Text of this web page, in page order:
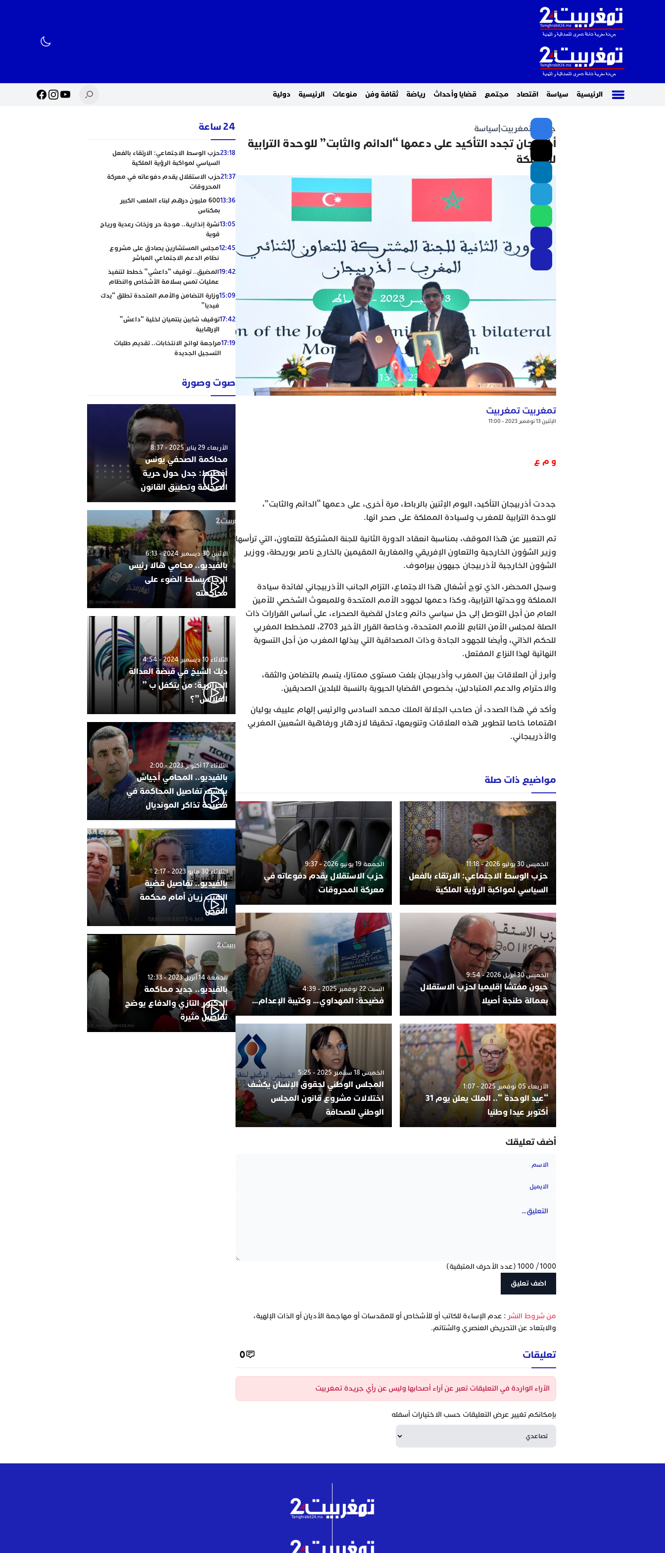
الرئيسية سياسة اقتصاد مجتمع قضايا وأحداث رياضة ثقافة وفن منوعات الرئيسية دولية
جريدة تمغربيت سياسة
أذربيجان تجدد التأكيد على دعمها “الدائم والثابت” للوحدة الترابية
للمملكة
تمغربيت تمغربيت
الإثنين 13 نوفمبر 2023 - 11:00
و م ع
جددت أذربيجان التأكيد، اليوم الإثنين بالرباط، مرة أخرى، على دعمها “الدائم والثابت”،
للوحدة الترابية للمغرب ولسيادة المملكة على صحر ائها.
تم التعبير عن هذا الموقف، بمناسبة انعقاد الدورة الثانية للجنة المشتركة للتعاون، التي ترأسها
وزير الشؤون الخارجية والتعاون الإفريقي والمغاربة المقيمين بالخارج ناصر بوريطة، ووزير
الشؤون الخارجية لأذربيجان جيهون بيراموف.
وسجل المحضر، الذي توج أشغال هذا الاجتماع، التزام الجانب الأذربيجاني لفائدة سيادة
المملكة ووحدتها الترابية، وكذا دعمها لجهود الأمم المتحدة وللمبعوث الشخصي للأمين
العام من أجل التوصل إلى حل سياسي دائم وعادل لقضية الصحراء، على أساس القرارات ذات
الصلة لمجلس الأمن التابع للأمم المتحدة، وخاصة القرار الأخير 2703، للمخطط المغربي
للحكم الذاتي، وأيضا للجهود الجادة وذات المصداقية التي يبذلها المغرب من أجل التسوية
النهائية لهذا النزاع المفتعل.
وأبرز أن العلاقات بين المغرب وأذربيجان بلغت مستوى ممتازا، يتسم بالتضامن والثقة،
والاحترام والدعم المتبادلين، بخصوص القضايا الحيوية بالنسبة للبلدين الصديقين.
وأكد في هذا الصدد، أن صاحب الجلالة الملك محمد السادس والرئيس إلهام علييف يوليان
اهتماما خاصا لتطوير هذه العلاقات وتنويعها، تحقيقا لازدهار ورفاهية الشعبين المغربي
والأذريبجاني.
مواضيع ذات صلة
الخميس 30 يوليو 2026 - 11:18
حزب الوسط الاجتماعي: الارتقاء بالفعل
السياسي لمواكبة الرؤية الملكية
الجمعة 19 يونيو 2026 - 9:37
حزب الاستقلال يقدم دفوعاته في
معركة المحروقات
الخميس 30 أبريل 2026 - 9:54
حيون مفتشا إقليميا لحزب الاستقلال
بعمالة طنجة أصيلا
السبت 22 نوفمبر 2025 - 4:39
فضيحة: المهداوي… وكتيبة الإعدام…
الأربعاء 05 نوفمبر 2025 - 1:07
“عيد الوحدة “.. الملك يعلن يوم 31
أكتوبر عيدا وطنيا
الخميس 18 سبتمبر 2025 - 5:25
المجلس الوطني لحقوق الإنسان يكشف
اختلالات مشروع قانون المجلس
الوطني للصحافة
أضف تعليقك
1000
/
1000 (عدد الأحرف المتبقية)
‫من شروط النشر : عدم الإساءة للكاتب أو للأشخاص أو للمقدسات أو مهاجمة الأديان أو الذات الإلهية،
والابتعاد عن التحريض العنصري والشتائم.
تعليقات 0
الآراء الواردة في التعليقات تعبر عن آراء أصحابها وليس عن رأي جريدة تمغربيت
بإمكانكم تغيير عرض التعليقات حسب الاختيارات أسفله
24 ساعة
23:18حزب الوسط الاجتماعي: الارتقاء بالفعل
السياسي لمواكبة الرؤية الملكية
21:37حزب الاستقلال يقدم دفوعاته في معركة
المحروقات
13:36
600 مليون درهم لبناء الملعب الكبير
بمكناس
13:05نشرة إنذارية.. موجة حر وزخات رعدية ورياح
قوية
12:45مجلس المستشارين يصادق على مشروع
نظام الدعم الاجتماعي المباشر
19:42المضيق.. توقيف “داعشي” خطط لتنفيذ
عمليات تمس بسلامة الأشخاص والنظام
15:09وزارة التضامن والأمم المتحدة تطلق “يدك
فيديا”
17:42توقيف شابين ينتميان لخلية “داعش”
الإرهابية
17:19مراجعة لوائح الانتخابات.. تقديم طلبات
التسجيل الجديدة
صوت وصورة
الأربعاء 29 يناير 2025 - 8:37
محاكمة الصحفي يونس
أفطيط: جدل حول حرية
الصحافة وتطبيق القانون
الإثنين 30 ديسمبر 2024 - 6:13
بالفيديو.. محامي هالا رئيس
الرجاء يسلط الضوء على
محاكمته
الثلاثاء 10 ديسمبر 2024 - 4:54
ديك الشيخ في قبضة العدالة
الجزائرية: من يتكفل ب ”
الفلالس”؟
الثلاثاء 17 أكتوبر 2023 - 2:00
بالفيديو.. المحامي أجياش
يكشف تفاصيل المحاكمة في
فضيحة تذاكر المونديال
الثلاثاء 30 مايو 2023 - 2:17
بالفيديو.. تفاصيل قضية
النقيب زيان أمام محكمة
النقض
الجمعة 14 أبريل 2023 - 12:33
بالفيديو.. جديد محاكمة
الدكتور التازي والدفاع يوضح
تفاصيل مثيرة